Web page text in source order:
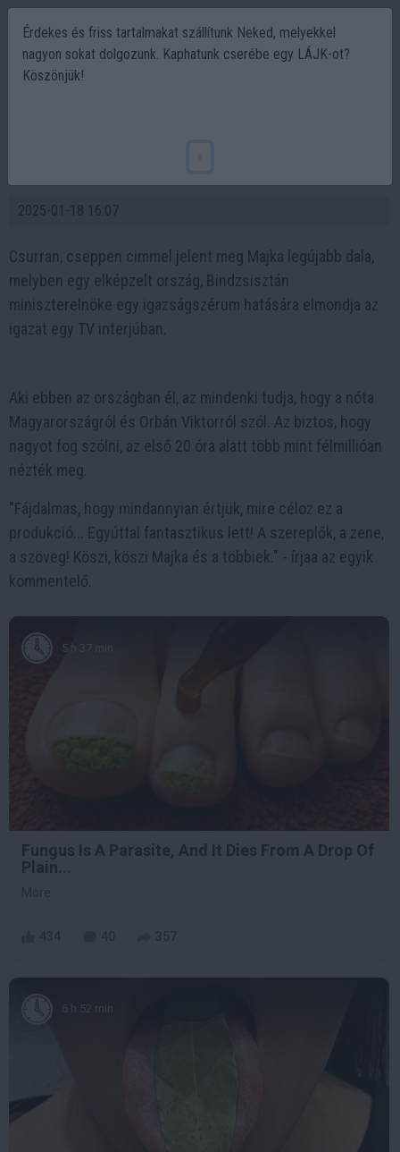
2025-01-18 16:07
Csurran, cseppen cimmel jelent meg Majka legújabb dala,
melyben egy elképzelt ország, Bindzsisztán
miniszterelnöke egy igazságszérum hatására elmondja az
igazat egy TV interjúban.
Aki ebben az országban él, az mindenki tudja, hogy a nóta
Magyarországról és Orbán Viktorról szól. Az biztos, hogy
nagyot fog szólni, az első 20 óra alatt több mint félmillióan
nézték meg.
"Fájdalmas, hogy mindannyian értjük, mire céloz ez a
produkció... Egyúttal fantasztikus lett! A szereplők, a zene,
a szöveg! Köszi, köszi Majka és a többiek." - írjaa az egyik
kommentelő.
5 h 37 min
Fungus Is A Parasite, And It Dies From A Drop Of
Plain...
More
6 h 52 min
Érdekes és friss tartalmakat szállítunk Neked, melyekkel
nagyon sokat dolgozunk. Kaphatunk cserébe egy LÁJK-ot?
Köszönjük!